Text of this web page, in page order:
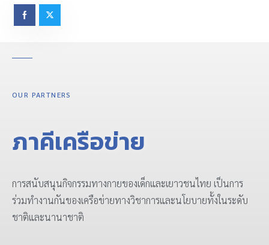
OUR PARTNERS
ภาคีเครือข่าย
การสนับสนุนกิจกรรมทางกายของเด็กและเยาวชนไทย เป็นการ
ร่วมทำงานกันของเครือข่ายทางวิชาการและนโยบายทั้งในระดับ
ชาติและนานาชาติ